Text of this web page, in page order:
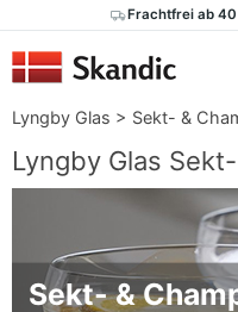
Frachtfrei ab
Lyngby Glas > Sekt- &
Lyngby Glas
Sekt- &